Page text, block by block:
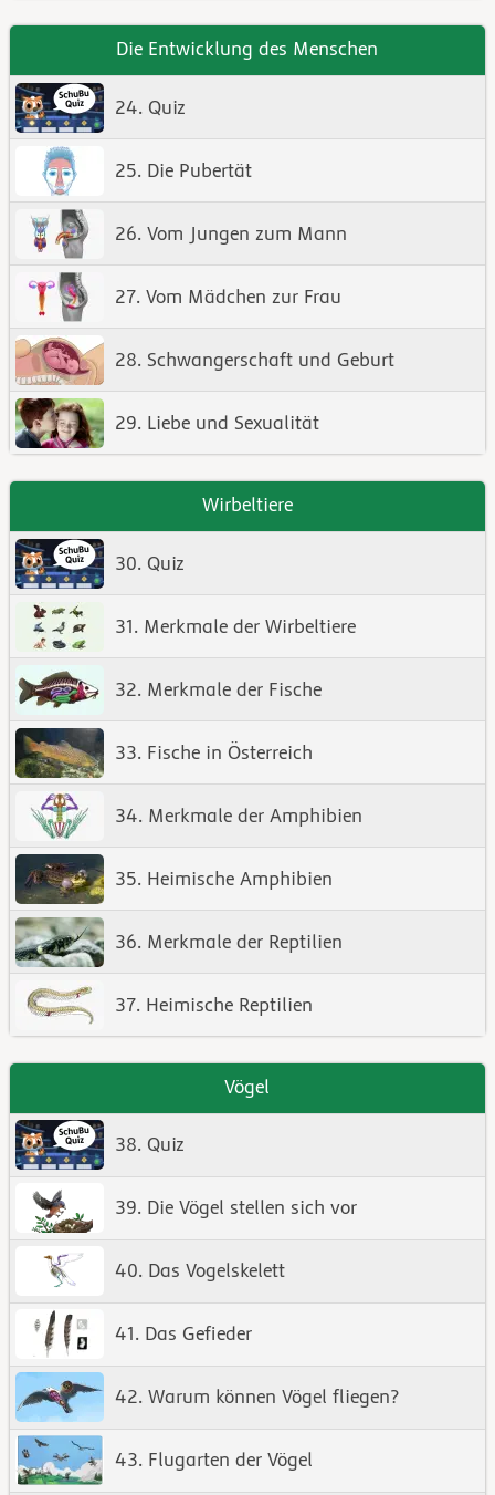
Die Entwicklung des Menschen
24. Quiz
25. Die Pubertät
26. Vom Jungen zum Mann
27. Vom Mädchen zur Frau
28. Schwangerschaft und Geburt
29. Liebe und Sexualität
Wirbeltiere
30. Quiz
31. Merkmale der Wirbeltiere
32. Merkmale der Fische
33. Fische in Österreich
34. Merkmale der Amphibien
35. Heimische Amphibien
36. Merkmale der Reptilien
37. Heimische Reptilien
Vögel
38. Quiz
39. Die Vögel stellen sich vor
40. Das Vogelskelett
41. Das Gefieder
42. Warum können Vögel fliegen?
43. Flugarten der Vögel